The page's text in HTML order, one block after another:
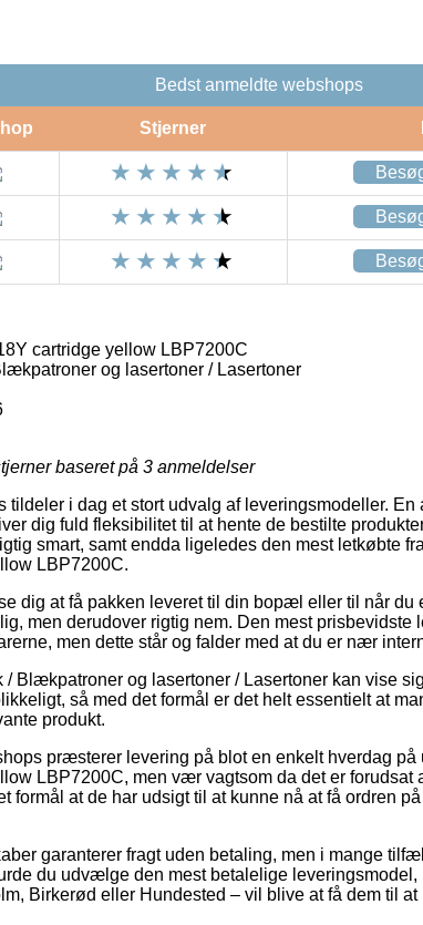
Bedst anmeldte webshops
Stjerner
cartridge yellow LBP7200C
og lasertoner / Lasertoner
baseret på 3 anmeldelser
tildeler i dag et stort udvalg af leveringsmodeller.
dig fuld fleksibilitet til at hente de bestilte
smart, samt endda ligeledes den mest letkøbte
LBP7200C.
dig at få pakken leveret til din bopæl eller til når du
men derudover rigtig nem. Den mest prisbevidste
men dette står og falder med at du er nær
/ Blækpatroner og lasertoner / Lasertoner kan vise
så med det formål er det helt essentielt at
produkt.
præsterer levering på blot en enkelt hverdag på
LBP7200C, men vær vagtsom da det er
formål at de har udsigt til at kunne nå at få ordren
garanterer fragt uden betaling, men i mange
du udvælge den mest betalelige
Birkerød eller Hundested – vil blive at få dem til